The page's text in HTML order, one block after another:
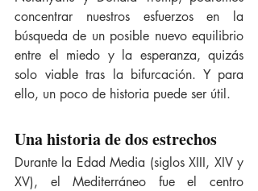
concentrar nuestros esfuerzos en la
búsqueda de un posible nuevo equilibrio
entre el miedo y la esperanza, quizás
solo viable tras la bifurcación. Y para
ello, un poco de historia puede ser útil.
Una historia de dos estrechos
Durante la Edad Media (siglos XIII, XIV y
XV), el Mediterráneo fue el centro